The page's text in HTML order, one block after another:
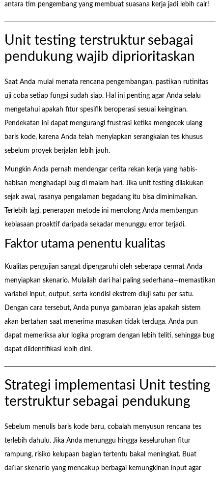
antara tim pengembang yang membuat suasana kerja jadi lebih cair!
Unit testing terstruktur sebagai
pendukung wajib diprioritaskan
Saat Anda mulai menata rencana pengembangan, pastikan rutinitas
uji coba setiap fungsi sudah siap. Hal ini penting agar Anda selalu
mengetahui apakah fitur spesifik beroperasi sesuai keinginan.
Pendekatan ini dapat mengurangi frustrasi ketika mengecek ulang
baris kode, karena Anda telah menyiapkan serangkaian tes khusus
sebelum proyek berjalan lebih jauh.
Mungkin Anda pernah mendengar cerita rekan kerja yang habis-
habisan menghadapi bug di malam hari. Jika unit testing dilakukan
sejak awal, rasanya pengalaman begadang itu bisa diminimalkan.
Terlebih lagi, penerapan metode ini menolong Anda membangun
kebiasaan proaktif daripada sekadar menunggu error terjadi.
Faktor utama penentu kualitas
Kualitas pengujian sangat dipengaruhi oleh seberapa cermat Anda
menyiapkan skenario. Mulailah dari hal paling sederhana—memastikan
variabel input, output, serta kondisi ekstrem diuji satu per satu.
Dengan cara tersebut, Anda punya gambaran jelas apakah sistem
akan bertahan saat menerima masukan tidak terduga. Anda pun
dapat memeriksa alur logika program dengan lebih teliti, sehingga bug
dapat diidentifikasi lebih dini.
Strategi implementasi Unit testing
terstruktur sebagai pendukung
Sebelum menulis baris kode baru, cobalah menyusun rencana tes
terlebih dahulu. Jika Anda menunggu hingga keseluruhan fitur
rampung, risiko kelupaan bagian tertentu bakal meningkat. Buat
daftar skenario yang mencakup berbagai kemungkinan input agar